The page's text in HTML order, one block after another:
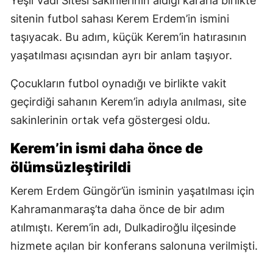
sitenin futbol sahası Kerem Erdem’in ismini
taşıyacak. Bu adım, küçük Kerem’in hatırasının
yaşatılması açısından ayrı bir anlam taşıyor.
Çocukların futbol oynadığı ve birlikte vakit
geçirdiği sahanın Kerem’in adıyla anılması, site
sakinlerinin ortak vefa göstergesi oldu.
Kerem’in ismi daha önce de
ölümsüzleştirildi
Kerem Erdem Güngör’ün isminin yaşatılması için
Kahramanmaraş’ta daha önce de bir adım
atılmıştı. Kerem’in adı, Dulkadiroğlu ilçesinde
hizmete açılan bir konferans salonuna verilmişti.